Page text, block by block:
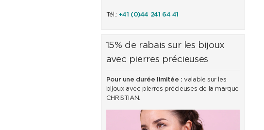
Tél.: +41 (0)44 241 64 41
15% de rabais sur les bijoux
avec pierres précieuses
Pour une durée limitée : valable sur les
bijoux avec pierres précieuses de la marque
CHRISTIAN.